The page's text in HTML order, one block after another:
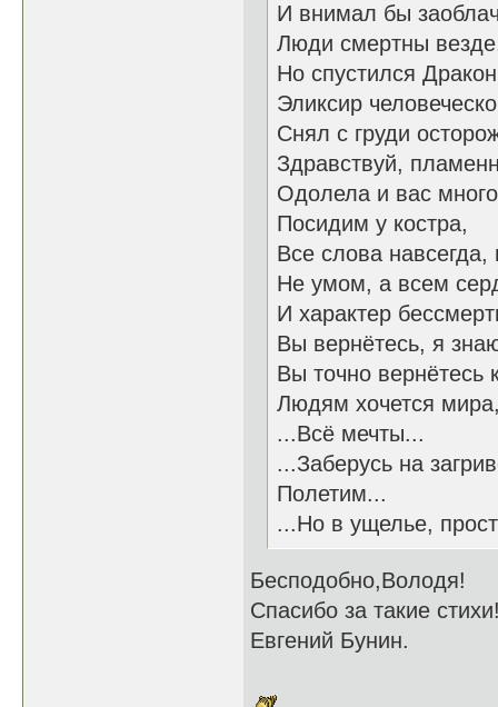
И внимал бы
Люди смертны
Но спустился
Эликсир
Снял с груди
Здравствуй,
Одолела и вас
Посидим у костра,
Все слова
Не умом, а всем
И характер
Вы вернётесь, я
Вы точно вернётесь
Людям хочется
...Всё мечты...
...Заберусь на
Полетим...
...Но в ущелье,
Бесподобно,Володя!
Спасибо за такие
Евгений Бунин.